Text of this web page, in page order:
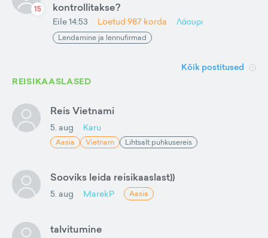
15
kontrollitakse?
Eile 14:53 Loetud 987 korda Λάουρι
Lendamine ja lennufirmad
Kõik postitused
REISIKAASLASED
Reis Vietnami
5. aug Karu
Aasia Vietnam Lihtsalt puhkusereis
Sooviks leida reisikaaslast))
5. aug MarekP Aasia
talvitumine